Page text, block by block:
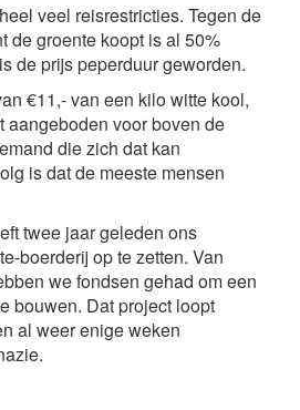
veel reisrestricties. Tegen de
de groente koopt is al 50%
de prijs peperduur geworden.
€11,- van een kilo witte kool,
aangeboden voor boven de
die zich dat kan
is dat de meeste mensen
twee jaar geleden ons
boerderij op te zetten. Van
we fondsen gehad om een
bouwen. Dat project loopt
al weer enige weken
waterspinazie.